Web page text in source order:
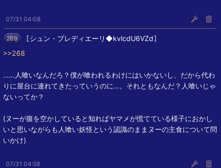
07/31 04:08
269 【シュン・プレディエーリ◆kvlcdU6VZd】
>>268
……人喰いなんだろ？僕が喰われるわけにはいかないし、だから代わ
りに屋台に連れてきたっていうのに…。それともなんだ？人喰いじゃ
ないってか？
(ヌーが腹を空かしていると知ればヤマメが慌てている様子におかし
いと思いながらも人喰い妖怪という認識のままヌーの主食について問
いかけ)
07/31 04:58